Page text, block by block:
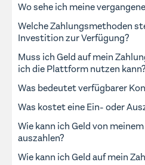
Wo sehe ich meine
Welche Zahlungsmethoden
Investition zur Verfügung?
Muss ich Geld auf mein
ich die Plattform nutzen kann?
Was bedeutet verfügbarer
Was kostet eine Ein- oder
Wie kann ich Geld von
auszahlen?
Wie kann ich Geld auf mein